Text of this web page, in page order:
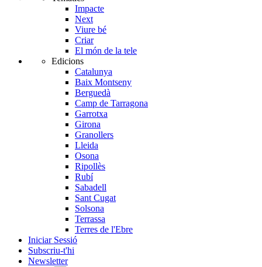
Impacte
Next
Viure bé
Criar
El món de la tele
Edicions
Catalunya
Baix Montseny
Berguedà
Camp de Tarragona
Garrotxa
Girona
Granollers
Lleida
Osona
Ripollès
Rubí
Sabadell
Sant Cugat
Solsona
Terrassa
Terres de l'Ebre
Iniciar Sessió
Subscriu-t'hi
Newsletter